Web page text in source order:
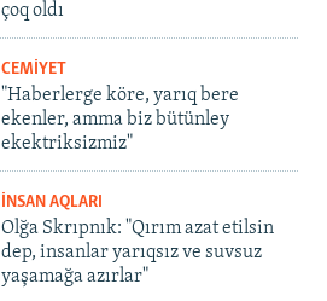
çoq oldı
CEMİYET
"Haberlerge köre, yarıq bere
ekenler, amma biz bütünley
ekektriksizmiz"
İNSAN AQLARI
Olğa Skrıpnık: "Qırım azat etilsin
dep, insanlar yarıqsız ve suvsuz
yaşamağa azırlar"